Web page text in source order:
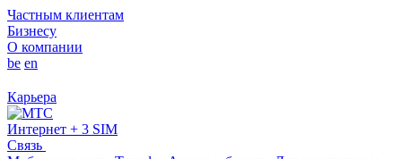
Частным клиентам
Бизнесу
О компании
be en
Карьера
Интернет + 3 SIM
Связь